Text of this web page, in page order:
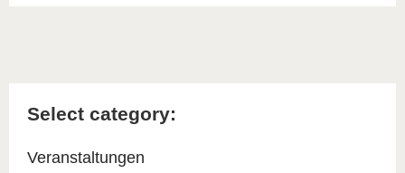
Select category:
Veranstaltungen